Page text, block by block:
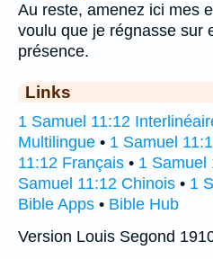
Au reste, amenez ici mes
voulu que je régnasse sur
présence.
Links
1 Samuel 11:12
Multilingue • 1 Samuel
11:12 Français • 1 Samuel
Samuel 11:12 Chinois • 1
Bible Apps • Bible Hub
Version Louis Segond